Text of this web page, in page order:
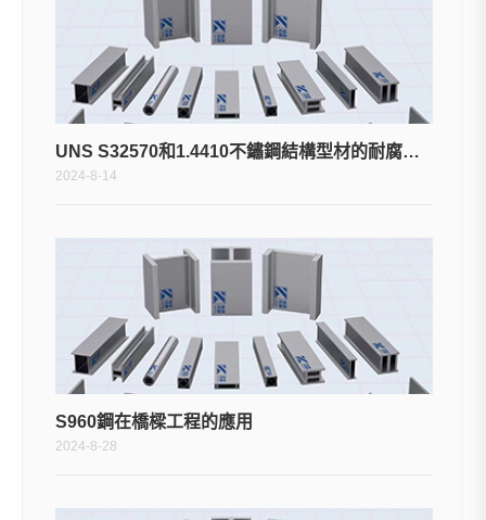
UNS S32570和1.4410不鏽鋼結構型材的耐腐蝕特性如何比較？
2024-8-14
S960鋼在橋樑工程的應用
2024-8-28